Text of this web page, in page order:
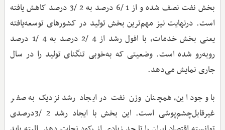
بخش نفت نصف شده و از 1 /6 درصد به 2 /3 درصد کاهش یافته
است. درنهایت نیز مهم‌ترین بخش تولید در کشورهای توسعه‌یافته
یعنی بخش خدمات، با افول رشد از 4 /2 درصد به 4 /1 درصد
روبه‌رو شده است. وضعیتی که به‌خوبی تنگنای تولید را در سال
جاری نمایش می‌دهد.
با وجود این، همچنان وزن نفت در ایجاد رشد نزدیک به صفر
غیرقابل‌چشم‌پوشی است. این بخش با ایجاد رشد 2 /3درصدی